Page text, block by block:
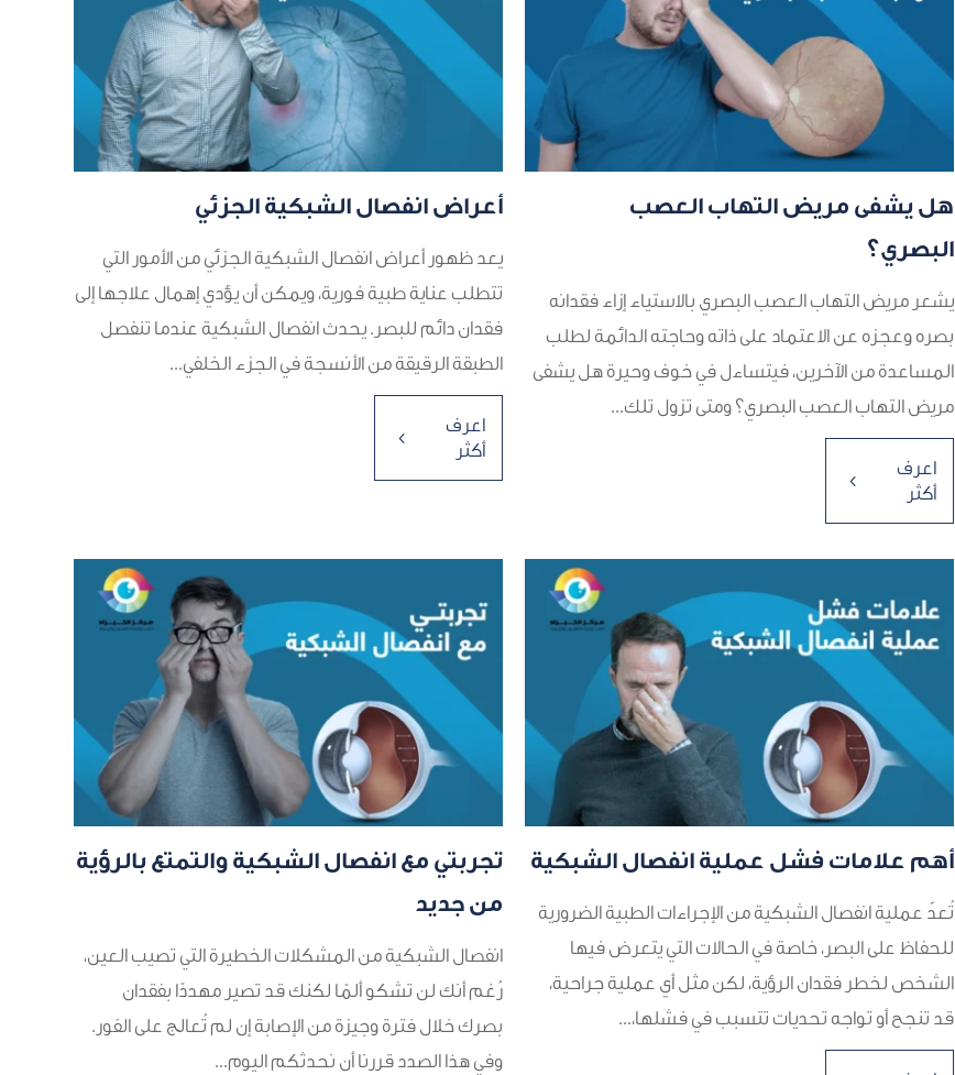
هل يشفى مريض التهاب العصب
البصري؟
يشعر مريض التهاب العصب البصري بالاستياء إزاء فقدانه
بصره وعجزه عن الاعتماد على ذاته وحاجته الدائمة لطلب
المساعدة من الآخرين، فيتساءل في خوف وحيرة هل يشفى
مريض التهاب العصب البصري؟ ومتى تزول تلك...
اعرف
أكثر
4
أعراض انفصال الشبكية الجزئي
يعد ظهور أعراض انفصال الشبكية الجزئي من الأمور التي
تتطلب عناية طبية فورية، ويمكن أن يؤدي إهمال علاجها إلى
فقدان دائم للبصر. يحدث انفصال الشبكية عندما تنفصل
الطبقة الرقيقة من الأنسجة في الجزء الخلفي...
اعرف
أكثر
4
أهم علامات فشل عملية انفصال الشبكية
تُعدّ عملية انفصال الشبكية من الإجراءات الطبية الضرورية
للحفاظ على البصر، خاصة في الحالات التي يتعرض فيها
الشخص لخطر فقدان الرؤية، لكن مثل أي عملية جراحية،
قد تنجح أو تواجه تحديات تتسبب في فشلها،...
تجربتي مع انفصال الشبكية والتمتع بالرؤية
من جديد
انفصال الشبكية من المشكلات الخطيرة التي تصيب العين،
رُغم أنك لن تشكو ألمًا لكنك قد تصير مهددًا بفقدان
بصرك خلال فترة وجيزة من الإصابة إن لم تُعالج على الفور.
وفي هذا الصدد قررنا أن نحدثكم اليوم...